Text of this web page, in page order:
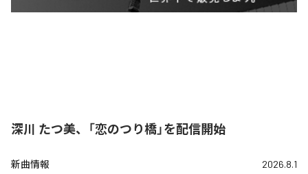
深川 たつ美、「恋のつり橋」を配信開始
新曲情報 2026.8.1